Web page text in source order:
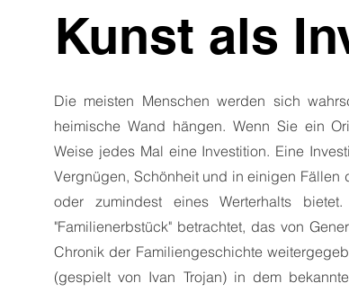
Kunst als
Die meisten Menschen werden sich
heimische Wand hängen. Wenn Sie ein
Weise jedes Mal eine Investition. Eine
Vergnügen, Schönheit und in einigen
oder zumindest eines Werterhalts
"Familienerbstück" betrachtet, das von
Chronik der Familiengeschichte
(gespielt von Ivan Trojan) in dem